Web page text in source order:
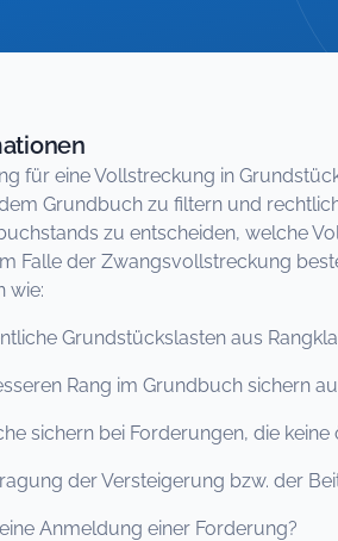
für eine Vollstreckung in
Grundbuch zu filtern und
zu entscheiden, welche
Falle der Zwangsvollstreckung
wie:
Grundstückslasten aus
Rang im Grundbuch sichern
bei Forderungen, die keine
der Versteigerung bzw. der
Anmeldung einer Forderung?